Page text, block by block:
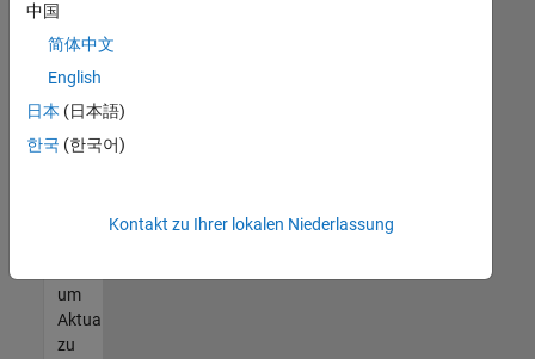
können,
die
Ihren
entsprechen,
werden
unseres
um
Aktualisierungen
zu
中国
简体中文
English
日本 (日本語)
한국 (한국어)
Kontakt zu Ihrer lokalen Niederlassung